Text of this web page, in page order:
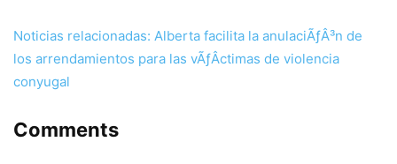
Noticias relacionadas: Alberta facilita la anulaciÃƒÂ³n de
los arrendamientos para las vÃƒÂ­ctimas de violencia
conyugal
Comments